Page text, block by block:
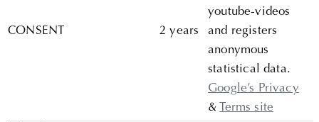
CONSENT 2 years
youtube-videos
and registers
anonymous
statistical data.
Google’s Privacy
& Terms site